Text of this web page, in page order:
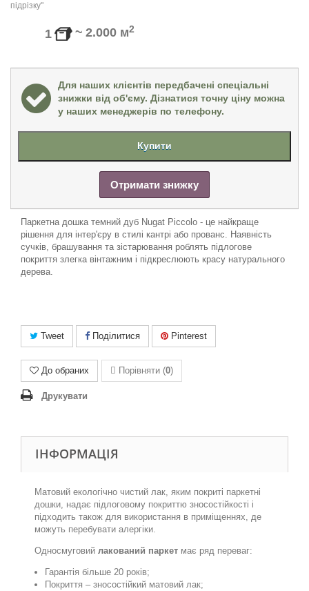
підрізку"
1 ~ 2.000 м2
Для наших клієнтів передбачені спеціальні
знижки від об'єму. Дізнатися точну ціну можна
у наших менеджерів по телефону.
Купити
Отримати знижку
Паркетна дошка темний дуб Nugat Piccolo - це найкраще
рішення для інтер'єру в стилі кантрі або прованс. Наявність
сучків, брашування та зістарювання роблять підлогове
покриття злегка вінтажним і підкреслюють красу натурального
дерева.
Tweet Поділитися Pinterest
До обраних Порівняти (0)
Друкувати
ІНФОРМАЦІЯ
Матовий екологічно чистий лак, яким покриті паркетні
дошки, надає підлоговому покриттю зносостійкості і
підходить також для використання в приміщеннях, де
можуть перебувати алергіки.
Односмуговий лакований паркет має ряд переваг:
Гарантія більше 20 років;
Покриття – зносостійкий матовий лак;